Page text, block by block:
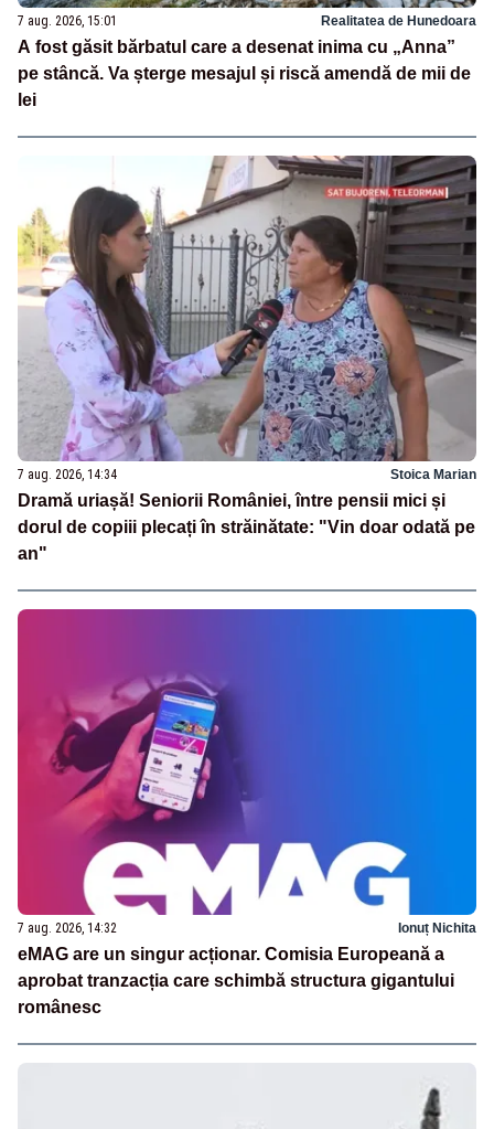
7 aug. 2026, 15:01 Realitatea de Hunedoara
A fost găsit bărbatul care a desenat inima cu „Anna”
pe stâncă. Va șterge mesajul și riscă amendă de mii de
lei
7 aug. 2026, 14:34 Stoica Marian
Dramă uriașă! Seniorii României, între pensii mici și
dorul de copiii plecați în străinătate: "Vin doar odată pe
an"
7 aug. 2026, 14:32 Ionuț Nichita
eMAG are un singur acționar. Comisia Europeană a
aprobat tranzacția care schimbă structura gigantului
românesc